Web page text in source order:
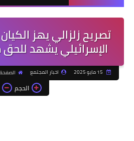
تصريح زلزالي يهز
الإسرائيلي يشهد
اخبار المجتمع
الحجم